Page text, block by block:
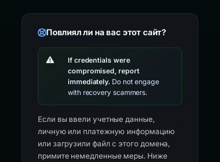
Повлиял ли на вас этот сайт?
If credentials were
compromised, report
immediately. Do not engage
with recovery scammers.
Если вы ввели учетные данные,
личную или платежную информацию
или загрузили файл с этого домена,
примите немедленные меры. Ниже